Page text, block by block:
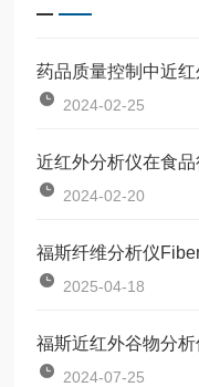
药品质量控制中近
2024-02-25
近红外分析仪在食
2024-02-20
福斯纤维分析仪
2025-04-18
福斯近红外谷物分析
2024-07-25